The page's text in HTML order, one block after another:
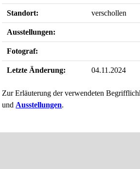
Standort: verschollen
Ausstellungen:
Fotograf:
Letzte Änderung: 04.11.2024
Zur Erläuterung der verwendeten
und Ausstellungen.